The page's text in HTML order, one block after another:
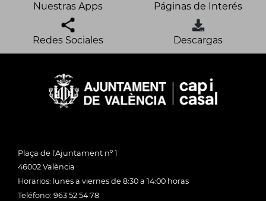
Nuestras Apps Páginas de Interés
Redes Sociales Descargas
Plaça de l'Ajuntament nº 1
46002 València
Horarios: lunes a viernes de 8:30 a 14:00 horas
Teléfono: 963 52 54 78